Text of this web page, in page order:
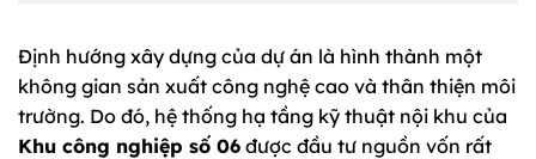
Định hướng xây dựng của dự án là hình thành một
không gian sản xuất công nghệ cao và thân thiện môi
trường. Do đó, hệ thống hạ tầng kỹ thuật nội khu của
Khu công nghiệp số 06 được đầu tư nguồn vốn rất